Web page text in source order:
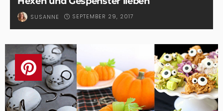
SUSANNE SEPTEMBER 29, 2017